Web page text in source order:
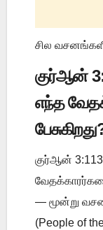
சில
குர்ஆன்
எந்த
குர்ஆன்
— மூன்று
(People of